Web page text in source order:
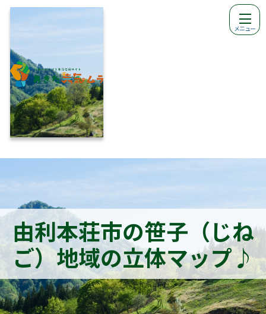
メニュー
由利本荘市の笹子（じね
ご）地域の立体マップ♪